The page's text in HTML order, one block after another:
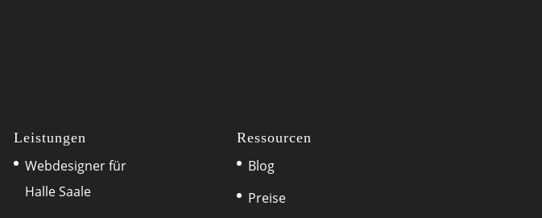
Leistungen
Webdesigner für
Halle Saale
Ressourcen
Blog
Preise